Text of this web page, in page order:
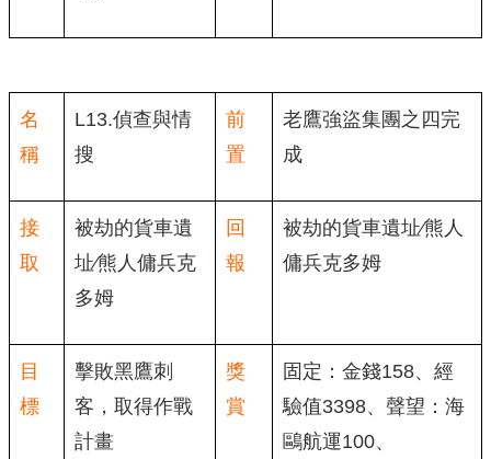
名
稱
L13.偵查與情
搜
前
置
老鷹強盜集團之四完
成
接
取
被劫的貨車遺
址∕熊人傭兵克
多姆
回
報
被劫的貨車遺址∕熊人
傭兵克多姆
目
標
擊敗黑鷹刺
客，取得作戰
計畫
獎
賞
固定：金錢158、經
驗值3398、聲望：海
鷗航運100、